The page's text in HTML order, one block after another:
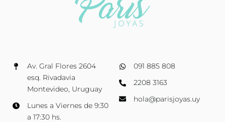
Av. Gral Flores 2604
esq. Rivadavia
Montevideo, Uruguay
Lunes a Viernes de 9:30
a 17:30 hs.
091 885 808
2208 3163
hola@parisjoyas.uy